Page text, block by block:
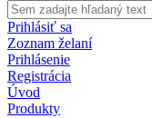
Prihlásiť sa
Zoznam želaní
Prihlásenie
Registrácia
Úvod
Produkty